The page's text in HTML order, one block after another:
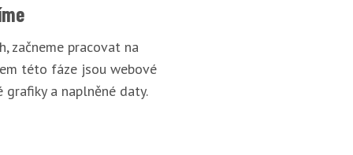
začneme pracovat na
této fáze jsou webové
grafiky a naplněné daty.